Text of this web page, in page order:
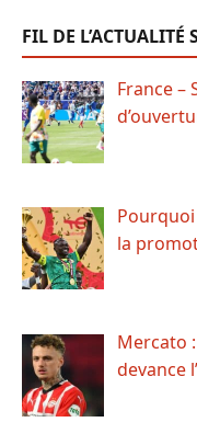
FIL DE L’ACTUALITÉ
France –
la
Mercato
devance